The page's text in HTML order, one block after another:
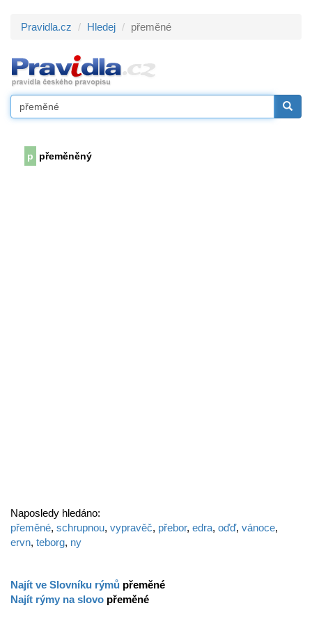
Pravidla.cz Hledej přeměné
p přeměněný
Naposledy hledáno:
přeměné, schrupnou, vypravěč, přebor, edra, oďď, vánoce,
ervn, teborg, ny
Najít ve Slovníku rýmů přeměné
Najít rýmy na slovo přeměné